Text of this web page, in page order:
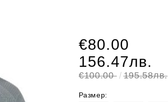
€80.00
156.47лв.
€100.00 195.58лв.
Размер: